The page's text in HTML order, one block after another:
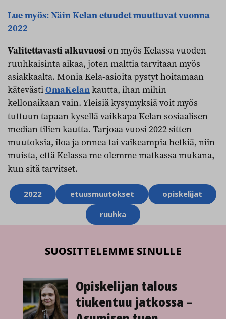
Lue myös: Näin Kelan etuudet muuttuvat vuonna
2022
Valitettavasti alkuvuosion myös Kelassa vuoden
ruuhkaisinta aikaa, joten malttia tarvitaan myös
asiakkaalta. Monia Kela-asioita pystyt hoitamaan
kätevästiOmaKelankautta, ihan mihin
kellonaikaan vain. Yleisiä kysymyksiä voit myös
tuttuun tapaan kysellä vaikkapa Kelan sosiaalisen
median tilien kautta. Tarjoaa vuosi 2022 sitten
muutoksia, iloa ja onnea tai vaikeampia hetkiä, niin
muista, että Kelassa me olemme matkassa mukana,
kun sitä tarvitset.
Aihesanat
2022 etuusmuutokset
opiskelijat
ruuhka
SUOSITTELEMME SINULLE
Opiskelijan talous
tiukentuu jatkossa –